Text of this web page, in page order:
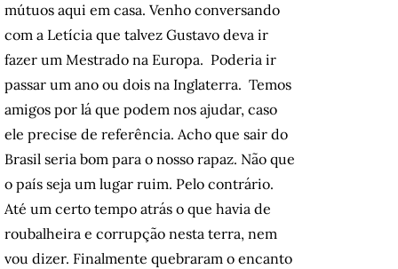
mútuos aqui em casa. Venho conversando
com a Letícia que talvez Gustavo deva ir
fazer um Mestrado na Europa. Poderia ir
passar um ano ou dois na Inglaterra. Temos
amigos por lá que podem nos ajudar, caso
ele precise de referência. Acho que sair do
Brasil seria bom para o nosso rapaz. Não que
o país seja um lugar ruim. Pelo contrário.
Até um certo tempo atrás o que havia de
roubalheira e corrupção nesta terra, nem
vou dizer. Finalmente quebraram o encanto